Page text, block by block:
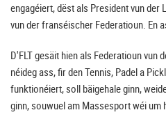
engagéiert, dëst als President vun der
vun der franséischer Federatioun. En
D'FLT gesäit hien als Federatioun vun
néideg ass, fir den Tennis, Padel a
funktionéiert, soll bäigehale ginn,
ginn, souwuel am Massesport wéi um